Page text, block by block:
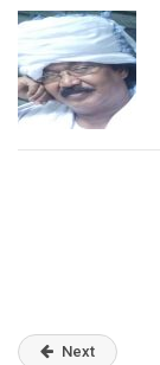
Next